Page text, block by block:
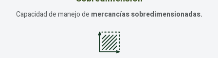
Capacidad de manejo de mercancías sobredimensionadas.